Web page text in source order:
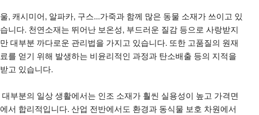
울, 캐시미어, 알파카, 구스...가죽과 함께 많은 동물 소재가 쓰이고 있
습니다. 천연소재는 뛰어난 보온성, 부드러운 질감 등으로 사랑받지
만 대부분 까다로운 관리법을 가지고 있습니다. 또한 고품질의 원재
료를 얻기 위해 발생하는 비윤리적인 과정과 탄소배출 등의 지적을
받고 있습니다.
대부분의 일상 생활에서는 인조 소재가 훨씬 실용성이 높고 가격면
에서 합리적입니다. 산업 전반에서도 환경과 동식물 보호 차원에서